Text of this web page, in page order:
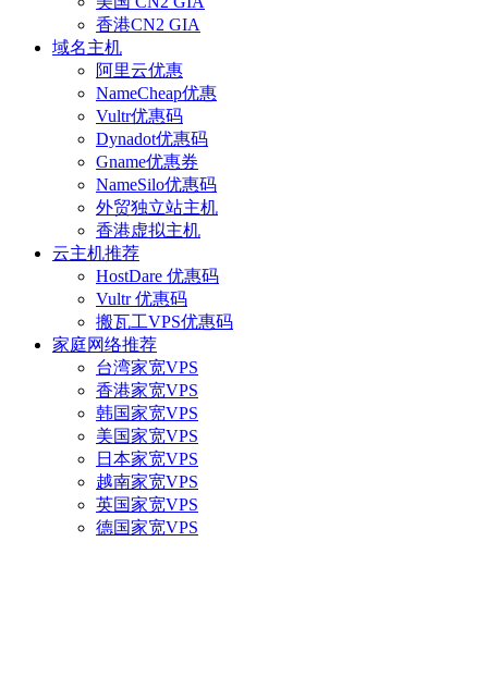
香港CN2 GIA
域名主机
阿里云优惠
NameCheap优惠
Vultr优惠码
Dynadot优惠码
Gname优惠券
NameSilo优惠码
外贸独立站主机
香港虚拟主机
云主机推荐
HostDare 优惠码
Vultr 优惠码
搬瓦工VPS优惠码
家庭网络推荐
台湾家宽VPS
香港家宽VPS
韩国家宽VPS
美国家宽VPS
日本家宽VPS
越南家宽VPS
英国家宽VPS
德国家宽VPS